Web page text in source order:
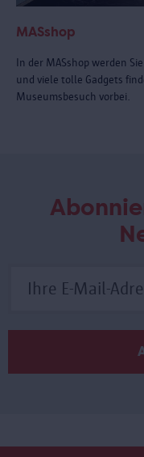
MASshop
In der MASshop werden
und viele tolle Gadgets
Museumsbesuch vorbei.